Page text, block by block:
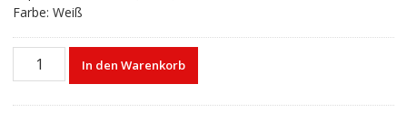
Farbe: Weiß
Laptop
In den Warenkorb